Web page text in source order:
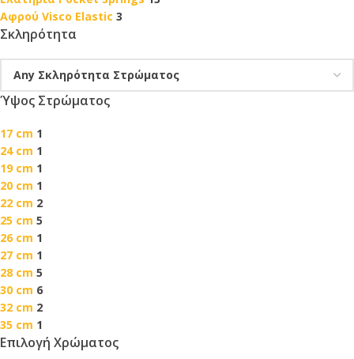
Αφρού Visco Elastic 3
Σκληρότητα
Ύψος Στρώματος
17 cm 1
24 cm 1
19 cm 1
20 cm 1
22 cm 2
25 cm 5
26 cm 1
27 cm 1
28 cm 5
30 cm 6
32 cm 2
35 cm 1
Επιλογή Χρώματος